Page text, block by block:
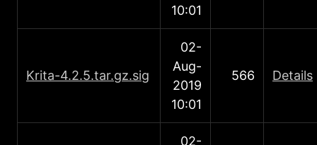
10:01
Κrita-4.2.5.tar.gz.sig
02-
Aug-
2019
10:01
566 Details
02-